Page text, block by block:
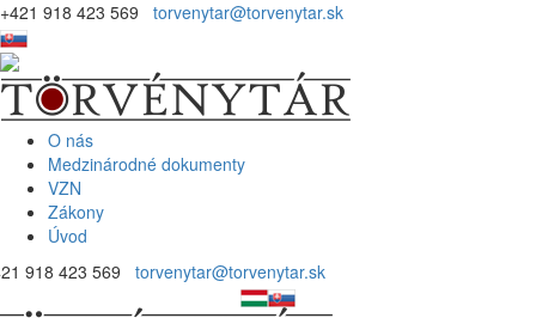
+421 918 423 569 torvenytar@torvenytar.sk
O nás
Medzinárodné dokumenty
VZN
Zákony
Úvod
918 423 569 torvenytar@torvenytar.sk